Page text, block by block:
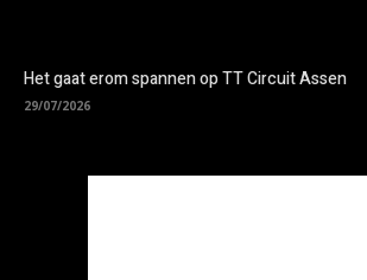
Het gaat erom spannen op TT Circuit Assen
29/07/2026